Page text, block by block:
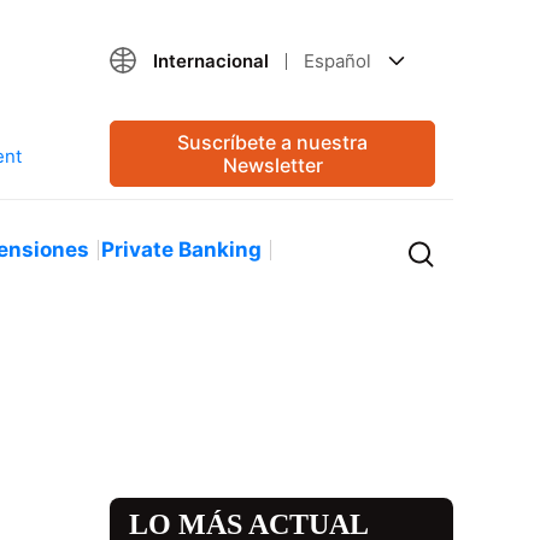
Internacional Español
Suscríbete a nuestra
Newsletter
Private Banking
LO MÁS ACTUAL